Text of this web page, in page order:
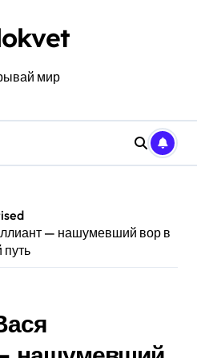
мир
— нашумевший вор в
путь